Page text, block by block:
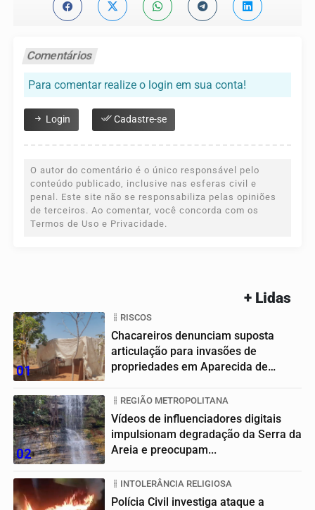
Comentários
Para comentar realize o login em sua conta!
Login Cadastre-se
O autor do comentário é o único responsável pelo
conteúdo publicado, inclusive nas esferas civil e
penal. Este site não se responsabiliza pelas opiniões
de terceiros. Ao comentar, você concorda com os
Termos de Uso e Privacidade.
+ Lidas
01
RISCOS
Chacareiros denunciam suposta
articulação para invasões de
propriedades em Aparecida de
02
REGIÃO METROPOLITANA
Vídeos de influenciadores digitais
impulsionam degradação da Serra da
Areia e preocupam...
INTOLERÂNCIA RELIGIOSA
Polícia Civil investiga ataque a